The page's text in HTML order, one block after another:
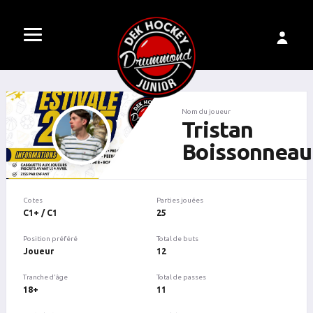
Nom du joueur
Tristan
Cotes
C1+ / C1
Position préféré
Joueur
Tranche d'âge
18+
Parties jouées
25
Total de buts
12
Total de passes
11